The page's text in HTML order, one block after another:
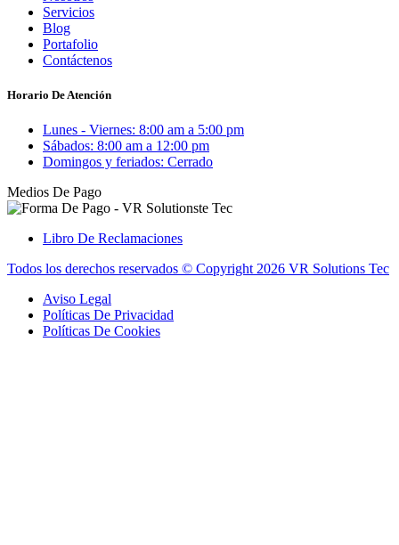
Servicios
Blog
Portafolio
Contáctenos
Horario De Atención
Lunes - Viernes: 8:00 am a 5:00 pm
Sábados: 8:00 am a 12:00 pm
Domingos y feriados: Cerrado
Medios De Pago
Libro De Reclamaciones
Todos los derechos reservados © Copyright 2026 VR Solutions Tec
Aviso Legal
Políticas De Privacidad
Políticas De Cookies